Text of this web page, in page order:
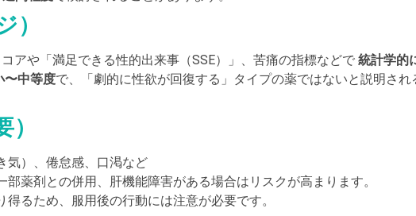
）
アや「満足できる性的出来事（SSE）」、苦痛の指標などで 統計学的
〜中等度で、「劇的に性欲が回復する」タイプの薬ではないと説明され
気）、倦怠感、口渇など
部薬剤との併用、肝機能障害がある場合はリスクが高まります。
るため、服用後の行動には注意が必要です。